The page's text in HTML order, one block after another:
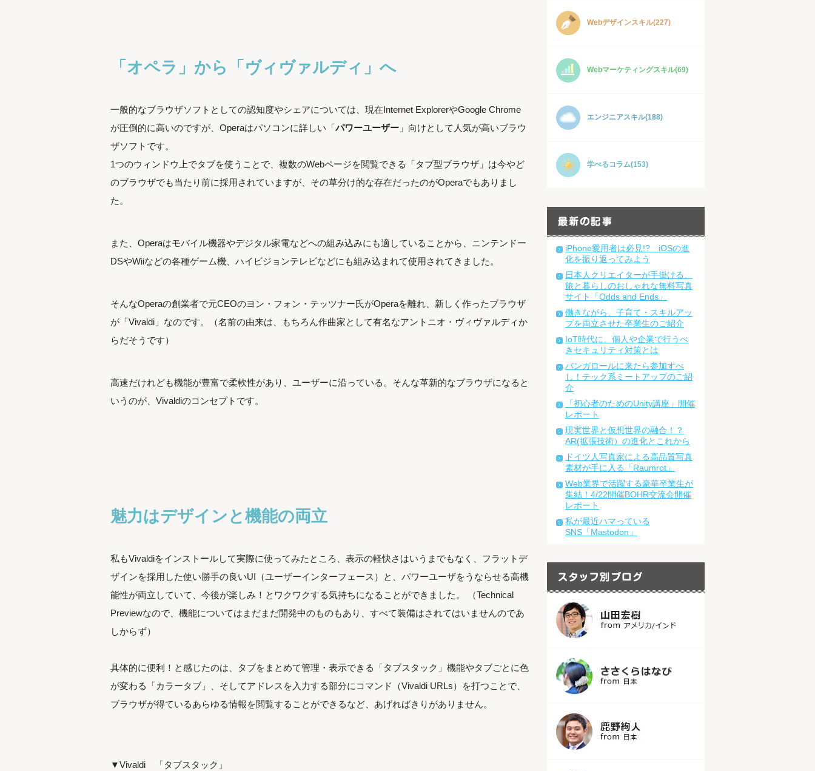
「オペラ」から「ヴィヴァルディ」へ
一般的なブラウザソフトとしての認知度やシェアについては、現在Internet ExplorerやGoogle Chrome
が圧倒的に高いのですが、Operaはパソコンに詳しい「パワーユーザー 」向けとして人気が高いブラウ
ザソフトです。
1つのウィンドウ上でタブを使うことで、複数のWebページを閲覧できる「タブ型ブラウザ」は今やど
のブラウザでも当たり前に採用されていますが、その草分け的な存在だったのがOperaでもありまし
た。
また、Operaはモバイル機器やデジタル家電などへの組み込みにも適していることから、ニンテンドー
DSやWiiなどの各種ゲーム機、ハイビジョンテレビなどにも組み込まれて使用されてきました。
そんなOperaの創業者で元CEOのヨン・フォン・テッツナー氏がOperaを離れ、新しく作ったブラウザ
が「Vivaldi」なのです。（名前の由来は、もちろん作曲家として有名なアントニオ・ヴィヴァルディか
らだそうです）
高速だけれども機能が豊富で柔軟性があり、ユーザーに沿っている。そんな革新的なブラウザになると
いうのが、Vivaldiのコンセプトです。
魅力はデザインと機能の両立
私もVivaldiをインストールして実際に使ってみたところ、表示の軽快さはいうまでもなく、フラットデ
ザインを採用した使い勝手の良いUI（ユーザーインターフェース）と、パワーユーザをうならせる高機
能性が両立していて、今後が楽しみ！とワクワクする気持ちになることができました。 （Technical
Previewなので、機能についてはまだまだ開発中のものもあり、すべて装備はされてはいませんのであ
しからず）
具体的に便利！と感じたのは、タブをまとめて管理・表示できる「タブスタック」機能やタブごとに色
が変わる「カラータブ」、そしてアドレスを入力する部分にコマンド（Vivaldi URLs）を打つことで、
ブラウザが得ているあらゆる情報を閲覧することができるなど、あげればきりがありません。
▼Vivaldi 「タブスタック」
Webデザインスキル(227)
Webマーケティングスキル(69)
エンジニアスキル(188)
学べるコラム(153)
iPhone愛用者は必見!? iOSの進
化を振り返ってみよう
日本人クリエイターが手掛ける、
旅と暮らしのおしゃれな無料写真
サイト「Odds and Ends」
働きながら、子育て・スキルアッ
プを両立させた卒業生のご紹介
IoT時代に、個人や企業で行うべ
きセキュリティ対策とは
バンガロールに来たら参加すべ
し！テック系ミートアップのご紹
介
「初心者のためのUnity講座」開催
レポート
現実世界と仮想世界の融合！？
AR(拡張技術）の進化とこれから
ドイツ人写真家による高品質写真
素材が手に入る「Raumrot」
Web業界で活躍する豪華卒業生が
集結！4/22開催BOHR交流会開催
レポート
私が最近ハマっている
SNS「Mastodon」